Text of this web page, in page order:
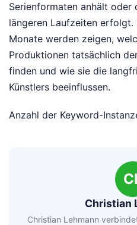
Serienformaten anhält oder
längeren Laufzeiten
Monate werden zeigen,
Produktionen tatsächlich
finden und wie sie die
Künstlers beeinflussen.
Anzahl der Keyword-
Christian
Christian Lehmann